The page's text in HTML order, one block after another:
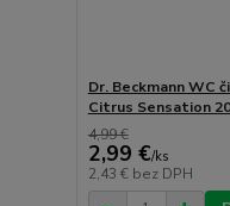
Dr. Beckmann WC
Citrus Sensation
4,99 €
2,99 €/ks
2,43 € bez DPH